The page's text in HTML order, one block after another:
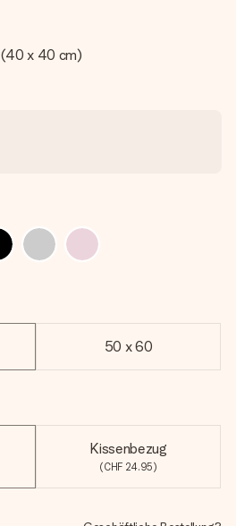
(40 x 40 cm)
50 x 60
Kissenbezug
(CHF 24.95)